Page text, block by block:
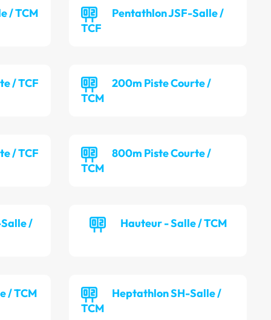
/ TCM
Pentathlon JSF-Salle /
TCF
/ TCF
200m Piste Courte /
TCM
/ TCF
800m Piste Courte /
TCM
/
Hauteur - Salle / TCM
/ TCM
Heptathlon SH-Salle /
TCM